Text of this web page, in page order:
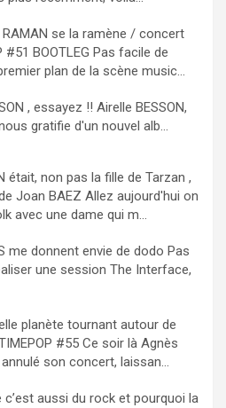
RAMAN se la ramène / concert
#51 BOOTLEG Pas facile de
plan de la scène music...
, essayez !! Airelle BESSON,
gratifie d'un nouvel alb...
était, non pas la fille de Tarzan ,
Joan BAEZ Allez aujourd'hui on
avec une dame qui m...
me donnent envie de dodo Pas
une session The Interface,
planète tournant autour de
#55 Ce soir là Agnès
son concert, laissan...
c’est aussi du rock et pourquoi la